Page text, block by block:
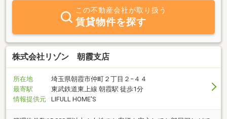
この不動産会社が取り扱う
賃貸物件を探す
株式会社リゾン 朝霞支店
所在地
埼玉県朝霞市仲町２丁目２−４４
最寄駅
東武鉄道東上線 朝霞駅 徒歩1分
情報提供元
LIFULL HOME'S